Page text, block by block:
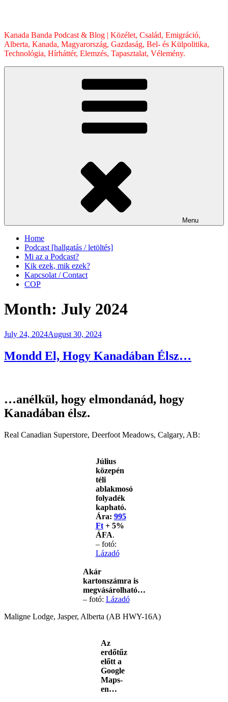
Kanada Banda Podcast & Blog | Közélet, Család, Emigráció,
Alberta, Kanada, Magyarország, Gazdaság, Bel- és Külpolitika,
Technológia, Hírháttér, Elemzés, Tapasztalat, Vélemény.
Menu
Home
Podcast [hallgatás / letöltés]
Mi az a Podcast?
Kik ezek, mik ezek?
Kapcsolat / Contact
COP
Month: July 2024
Posted
July 24, 2024August 30, 2024
Mondd El, Hogy Kanadában Élsz…
…anélkül, hogy elmondanád, hogy
Kanadában élsz.
Real Canadian Superstore, Deerfoot Meadows, Calgary, AB:
Július
közepén
téli
ablakmosó
folyadék
kapható.
Ára: 995
Ft+ 5%
ÁFA.
– fotó:
Lázadó
Akár
kartonszámra is
megvásárolható…
– fotó: Lázadó
Maligne Lodge, Jasper, Alberta (AB HWY-16A)
Az
erdőtűz
előtt a
Google
Maps-
en…